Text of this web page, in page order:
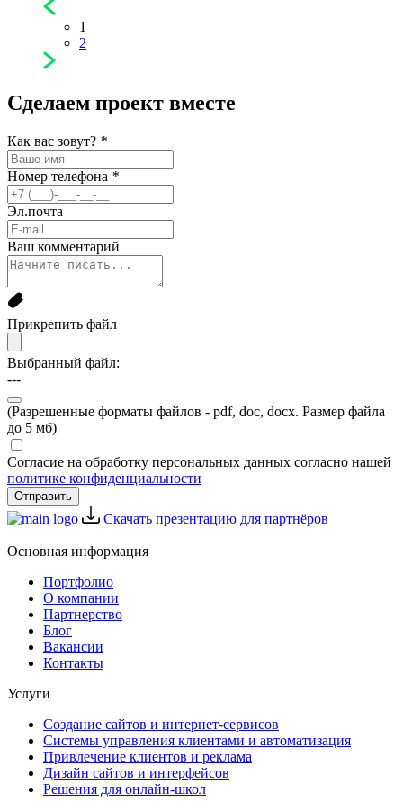
1
2
Сделаем проект вместе
Как вас зовут? *
Номер телефона *
Эл.почта
Ваш комментарий
Прикрепить файл
Выбранный файл:
---
(Разрешенные форматы файлов - pdf, doc, docx. Размер файла
до 5 мб)
Согласие на обработку персональных данных согласно нашей
политике конфиденциальности
Скачать презентацию для партнёров
Основная информация
Портфолио
О компании
Партнерство
Блог
Вакансии
Контакты
Услуги
Создание сайтов и интернет-сервисов
Системы управления клиентами и автоматизация
Привлечение клиентов и реклама
Дизайн сайтов и интерфейсов
Решения для онлайн-школ